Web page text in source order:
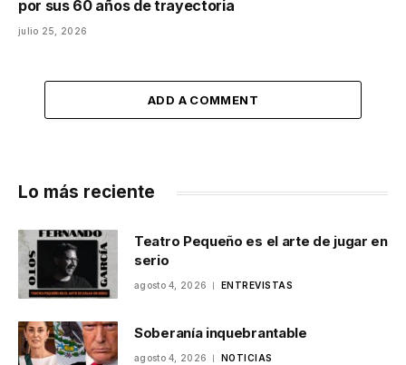
por sus 60 años de trayectoria
julio 25, 2026
ADD A COMMENT
Lo más reciente
Teatro Pequeño es el arte de jugar en
serio
agosto 4, 2026 ENTREVISTAS
Soberanía inquebrantable
agosto 4, 2026 NOTICIAS